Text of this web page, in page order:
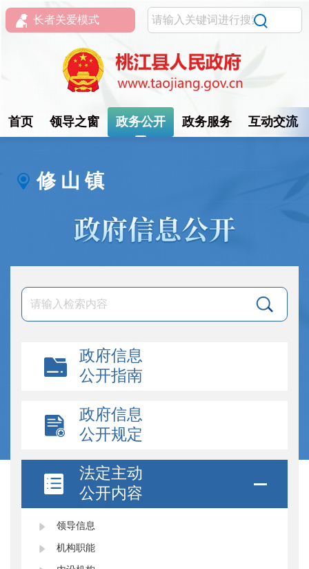
长者关爱模式
首页 领导之窗 政务公开 政务服务 互动交流
修 山 镇
政府信息
公开指南
政府信息
公开规定
法定主动
公开内容
领导信息
机构职能